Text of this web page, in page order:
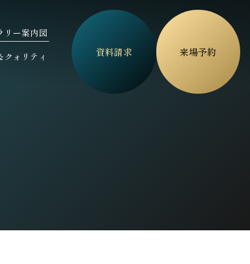
リー案内図
クォリティ 資料請求 来場予約